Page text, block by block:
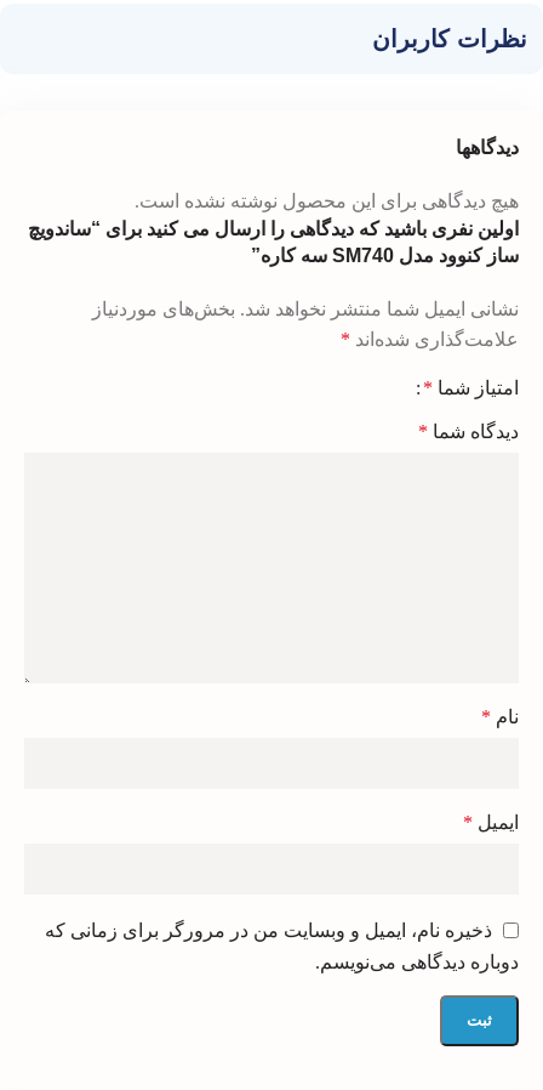
نظرات کاربران
دیدگاهها
هیچ دیدگاهی برای این محصول نوشته نشده است.
اولین نفری باشید که دیدگاهی را ارسال می کنید برای “ساندویچ‌
ساز کنوود مدل SM740 سه کاره”
نشانی ایمیل شما منتشر نخواهد شد. بخش‌های موردنیاز
علامت‌گذاری شده‌اند *
امتیاز شما *
دیدگاه شما *
نام *
ایمیل *
ذخیره نام، ایمیل و وبسایت من در مرورگر برای زمانی که
دوباره دیدگاهی می‌نویسم.